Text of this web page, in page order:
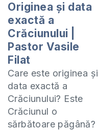
Originea și data
exactă a
Crăciunului |
Pastor Vasile
Filat
Care este originea și
data exactă a
Crăciunului? Este
Crăciunul o
sărbătoare păgână?